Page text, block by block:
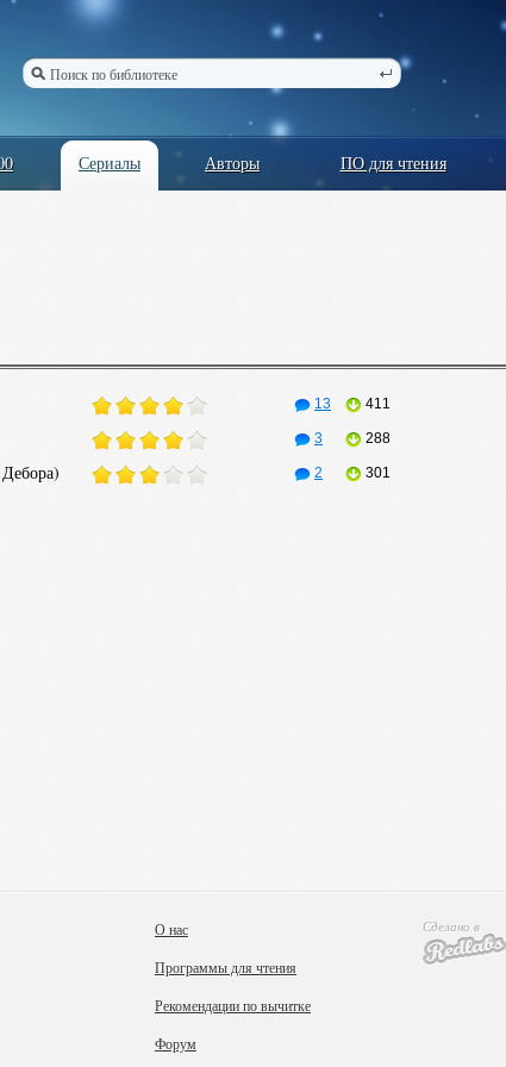
Сериалы Авторы ПО для чтения
13 411
3 288
) 2 301
О нас
Программы для чтения
Рекомендации по вычитке
Форум
Сделано в